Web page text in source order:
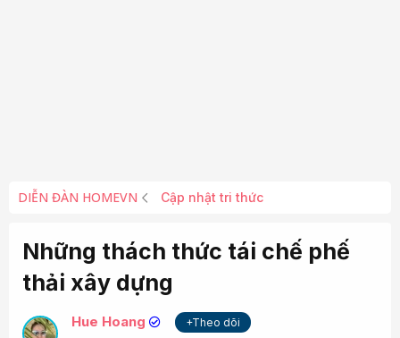
DIỄN ĐÀN HOMEVN Cập nhật tri thức
Những thách thức tái chế phế
thải xây dựng
Hue Hoang
+Theo dõi